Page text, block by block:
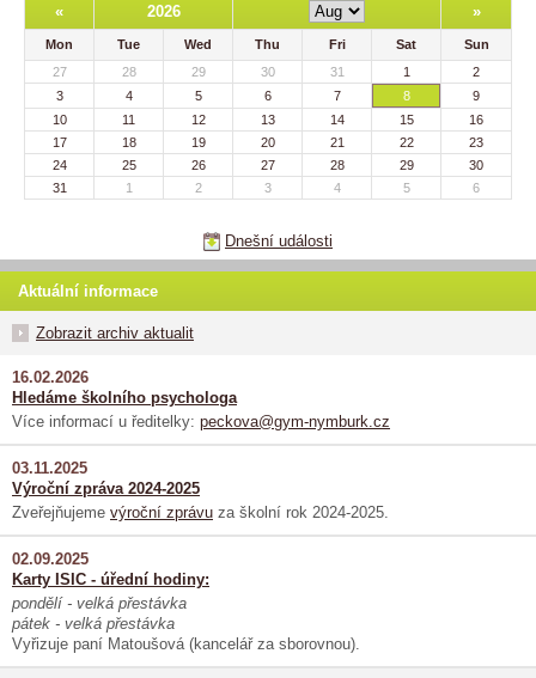
« 2026 »
Mon Tue Wed Thu Fri Sat
Sun
27
28 29 30 31 1
2
3
4 5 6 7 8
9
10
11 12 13 14 15
16
17
18 19 20 21 22
23
24
25 26 27 28 29
30
31
1 2 3 4 5 6
Dnešní události
Aktuální informace
Zobrazit archiv aktualit
16.02.2026
Hledáme školního psychologa
Více informací u ředitelky: peckova@gym-nymburk.cz
03.11.2025
Výroční zpráva 2024-2025
Zveřejňujeme výroční zprávu za školní rok 2024-2025.
02.09.2025
Karty ISIC - úřední hodiny:
pondělí - velká přestávka
pátek - velká přestávka
Vyřizuje paní Matoušová (kancelář za sborovnou).